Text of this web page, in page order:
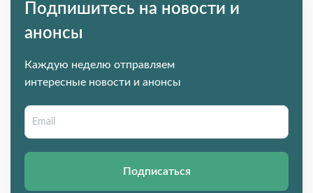
Подпишитесь на новости и
анонсы
Каждую неделю отправляем
интересные новости и анонсы
Подписаться